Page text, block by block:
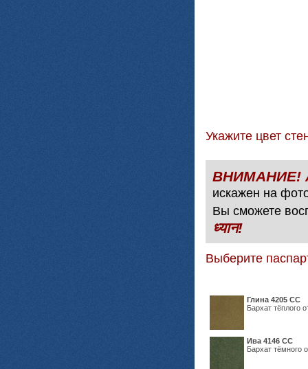
Укажите цвет
искажен на
Вы сможете
ध्यान!
Выберите
Глина 4205 СС
Бархат тёплого
Ива 4146 СС
Бархат тёмного